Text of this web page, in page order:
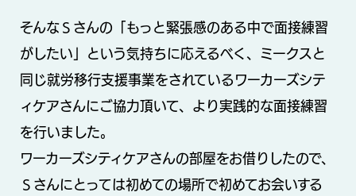
そんなＳさんの「もっと緊張感のある中で面接練習
がしたい」という気持ちに応えるべく、ミークスと
同じ就労移行支援事業をされているワーカーズシテ
ィケアさんにご協力頂いて、より実践的な面接練習
を行いました。
ワーカーズシティケアさんの部屋をお借りしたので、
Ｓさんにとっては初めての場所で初めてお会いする